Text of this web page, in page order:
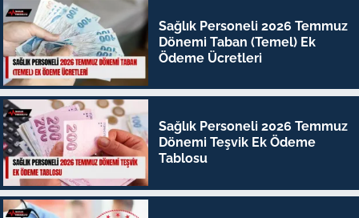
Sağlık Personeli 2026 Temmuz
Dönemi Taban (Temel) Ek
Ödeme Ücretleri
Sağlık Personeli 2026 Temmuz
Dönemi Teşvik Ek Ödeme
Tablosu